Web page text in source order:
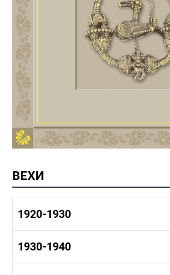
ВЕХИ
1920-1930
1920-1930 история
1920-1930 культура
1930-1940